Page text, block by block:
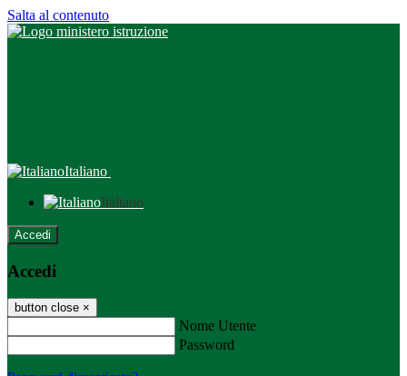
Salta al contenuto
Italiano
Italiano
Accedi
Accedi
button close ×
Nome Utente
Password